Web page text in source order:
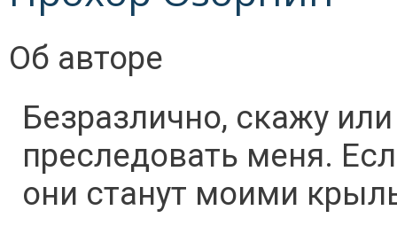
Об авторе
Безразлично, скажу
преследовать меня.
они станут моими